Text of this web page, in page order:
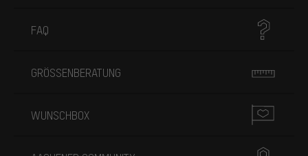
FAQ
GRÖSSENBERATUNG
WUNSCHBOX